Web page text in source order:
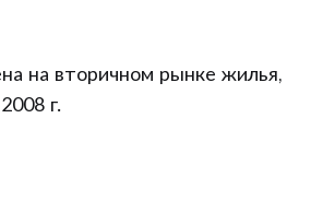
на вторичном рынке жилья,
г.